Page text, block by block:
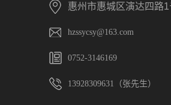
惠州市惠城区演达四路
hzssycsy@163.com
0752-3146169
13928309631（张先生）